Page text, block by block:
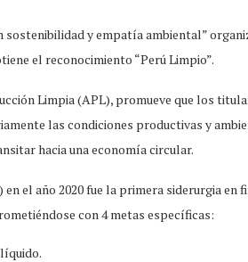
y empatía ambiental”
el reconocimiento “Perú Limpio”.
Limpia (APL), promueve que los
las condiciones productivas y
hacia una economía circular.
el año 2020 fue la primera siderurgia en
con 4 metas específicas: